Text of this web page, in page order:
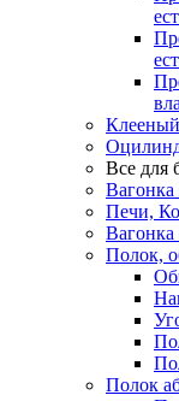
Все для
Вагонка
Печи,
Вагонка
Полок,
Полок